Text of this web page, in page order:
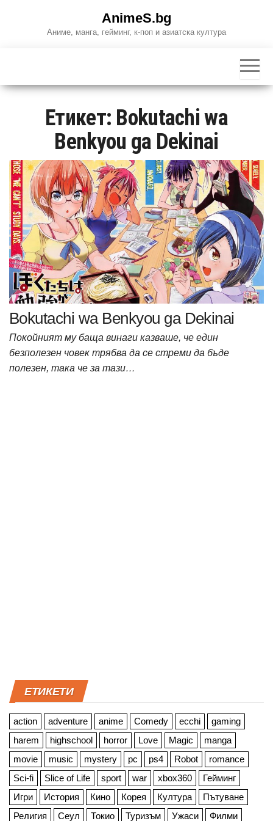
AnimeS.bg
Аниме, манга, гейминг, к-поп и азиатска култура
Етикет: Bokutachi wa
Benkyou ga Dekinai
Bokutachi wa Benkyou ga Dekinai
Покойният му баща винаги казваше, че един
безполезен човек трябва да се стреми да бъде
полезен, така че за тази…
ЕТИКЕТИ
action adventure anime Comedy ecchi
gaming
harem
highschool horror Love Magic
manga
movie
music mystery pc ps4 Robot
romance
Sci-fi
Slice of Life sport war xbox360
Гейминг
Игри
История Кино Корея Култура
Пътуване
Религия
Сеул Токио Туризъм Ужаси Филми